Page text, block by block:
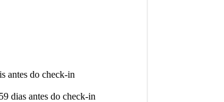
antes do check-in
dias antes do check-in